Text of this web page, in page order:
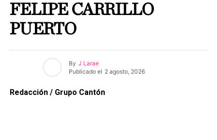
FELIPE CARRILLO
PUERTO
By J Larae
Publicado el 2 agosto, 2026
Redacción / Grupo Cantón